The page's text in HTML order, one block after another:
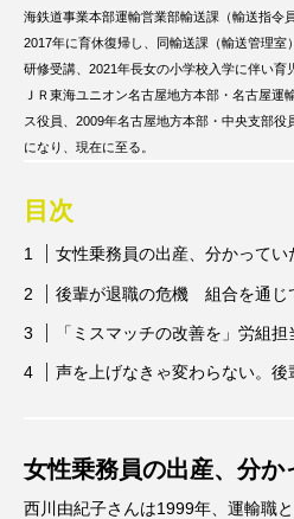
海鉄道事業本部運輸営業部輸送課（輸送指令
2017年に育休復帰し、同輸送課（輸送管理室
研修受講、2021年長女の小学校入学に伴い育
ＪＲ東海ユニオン名古屋地方本部・名古屋運
ス役員、2009年名古屋地方本部・中央支部役
になり、現在に至る。
目次
女性乗務員の出産、分かって
後輩が退職の危機 組合を通じ
「ミスマッチの改善を」労組担
声を上げなきゃ変わらない。後
女性乗務員の出産、分
西川由紀子さんは1999年、運輸職